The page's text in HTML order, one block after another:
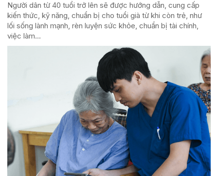
Người dân từ 40 tuổi trở lên sẽ được hướng dẫn, cung cấp
kiến thức, kỹ năng, chuẩn bị cho tuổi già từ khi còn trẻ, như
lối sống lành mạnh, rèn luyện sức khỏe, chuẩn bị tài chính,
việc làm...